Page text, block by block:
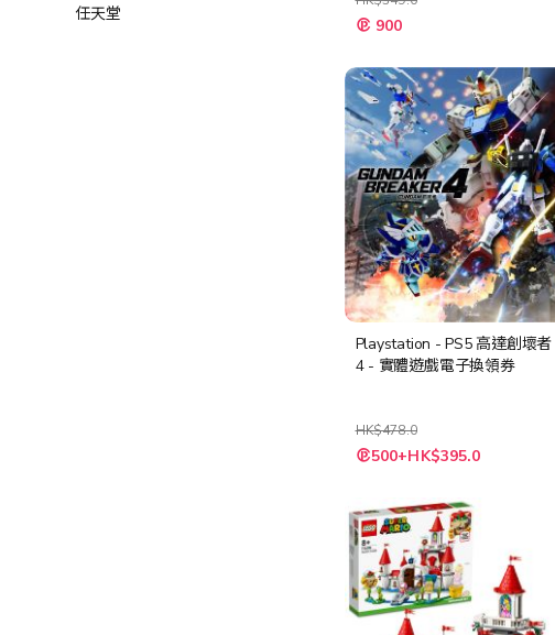
900
Playstation - PS5 高達創壞者
4 - 實體遊戲電子換領券
HK$478.0
特
殊 500+HK$395.0
任天堂